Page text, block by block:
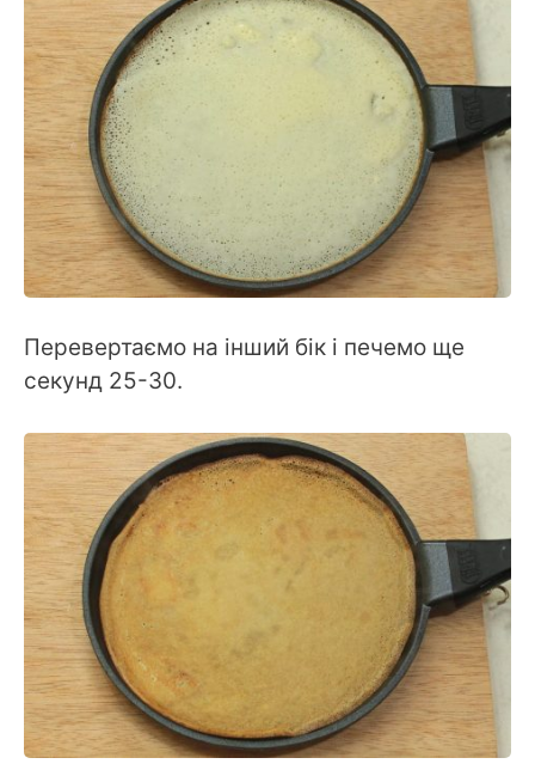
Перевертаємо на інший бік і печемо ще
секунд 25-30.